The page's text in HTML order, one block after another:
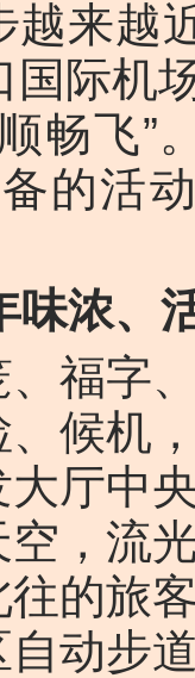
来越近
国际机
畅飞”
的活
味浓、
福字
候机
厅中
，流
的旅
自动步